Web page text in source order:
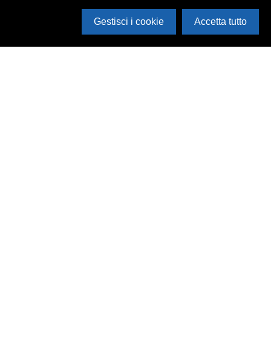
Gestisci i cookie Accetta tutto